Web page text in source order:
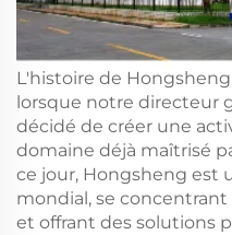
L'histoire de
lorsque notre directeur
décidé de créer une
domaine déjà maîtrisé
ce jour, Hongsheng est
mondial, se
et offrant des solutions